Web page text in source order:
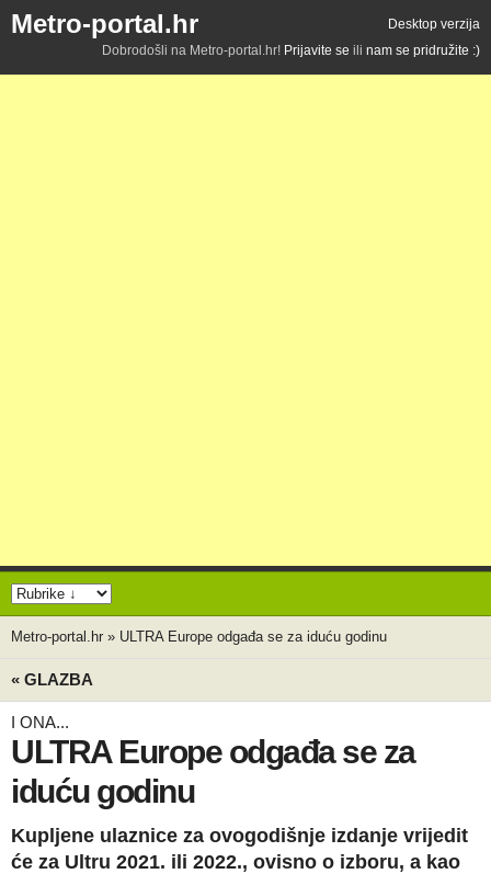
Metro-portal.hr
Desktop verzija
Dobrodošli na Metro-portal.hr! Prijavite se ili nam se pridružite :)
Metro-portal.hr » ULTRA Europe odgađa se za iduću godinu
« GLAZBA
I ONA...
ULTRA Europe odgađa se za
iduću godinu
Kupljene ulaznice za ovogodišnje izdanje vrijedit
će za Ultru 2021. ili 2022., ovisno o izboru, a kao